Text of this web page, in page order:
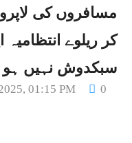
مسافروں کی
کر ریلوے
سبکدوش نہیں ہو
01:15 PM 0